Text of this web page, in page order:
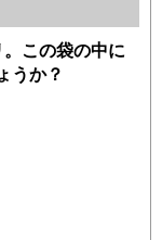
この袋の中に
うか？